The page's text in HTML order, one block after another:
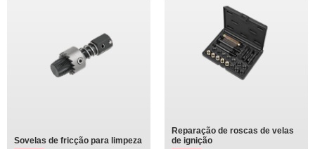
Sovelas de fricção para limpeza
Reparação de roscas de velas
de ignição